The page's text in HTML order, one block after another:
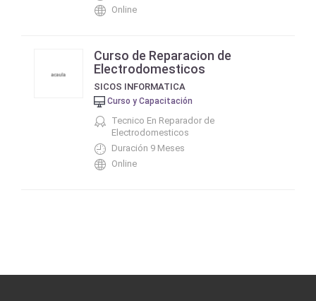
Online
Curso de Reparacion de
Electrodomesticos
SICOS INFORMATICA
Curso y Capacitación
Tecnico En Reparador de
Electrodomesticos
Duración 9 Meses
Online